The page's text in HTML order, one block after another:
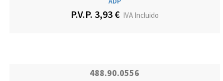
P.V.P. 3,93 €IVA Incluido
488.90.0556